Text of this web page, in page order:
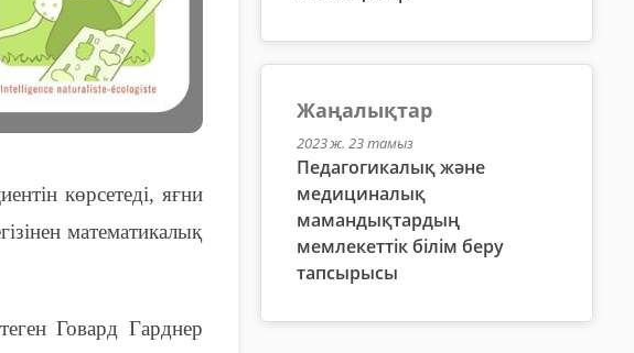
көрсетеді, яғни
математикалық
Говард Гарднер
Жаңалықтар
2023 ж. 23 тамыз
Педагогикалық және
медициналық
мамандықтардың
мемлекеттік білім беру
тапсырысы